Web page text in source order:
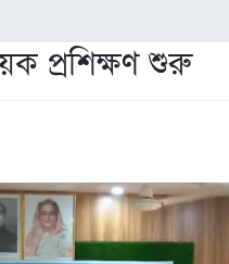
প্রশিক্ষণ শুরু